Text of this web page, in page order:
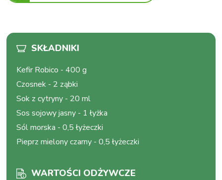
SKŁADNIKI
Kefir Robico -400 g
Czosnek - 2 ząbki
Sok z cytryny - 20 ml
Sos sojowy jasny - 1 łyżka
Sól morska -0,5 łyżeczki
Pieprz mielony czarny -0,5 łyżeczki
WARTOŚCI ODŻYWCZE